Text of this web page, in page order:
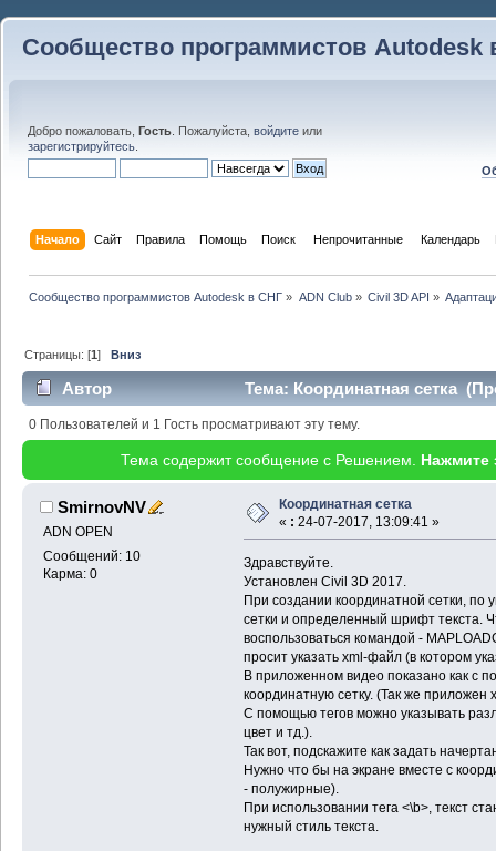
Сообщество программистов Autodesk
Добро пожаловать, Гость . Пожалуйста, войдите или
зарегистрируйтесь
Начало Сайт Правила Помощь Поиск Непрочитанные Календарь
Сообщество программистов Autodesk в СНГ » ADN Club» Civil 3D API »
Страницы: [1]Вниз
Автор Тема: Координатная сетка
0 Пользователей и 1 Гость просматривают эту тему.
Тема содержит сообщение с Решением. Нажмите
SmirnovNV
ADN OPEN
Сообщений: 10
Карма: 0
Координатная сетка
« : 24-07-2017, 13:09:41 »
Здравствуйте.
Установлен Civil 3D 2017.
При создании координатной сетки,
сетки и определенный шрифт текста.
воспользоваться командой -
просит указать xml-файл (в котором
В приложенном видео показано как с
координатную сетку. (Так же приложен
С помощью тегов можно указывать
цвет и тд.).
Так вот, подскажите как задать
Нужно что бы на экране вместе с
- полужирные).
При использовании тега <\b>, текст
нужный стиль текста.